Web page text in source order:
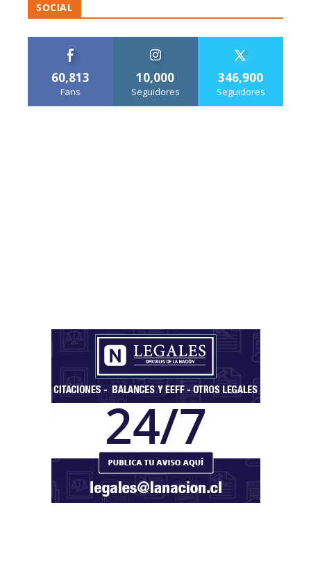
SOCIAL
60,813
Fans
10,000
Seguidores
346,900
Seguidores